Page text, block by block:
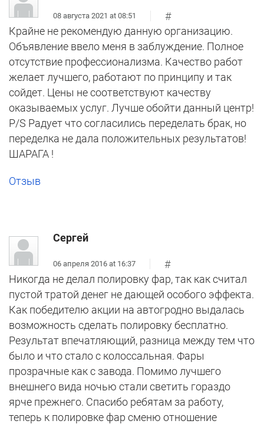
08 августа 2021 at 08:51
#
Крайне не рекомендую данную организацию.
Объявление ввело меня в заблуждение. Полное
отсутствие профессионализма. Качество работ
желает лучшего, работают по принципу и так
сойдет. Цены не соответствуют качеству
оказываемых услуг. Лучше обойти данный центр!
P/S Радует что согласились переделать брак, но
переделка не дала положительных результатов!
ШАРАГА !
Отзыв
Сергей
06 апреля 2016 at 16:37
#
Никогда не делал полировку фар, так как считал
пустой тратой денег не дающей особого эффекта.
Как победителю акции на автогродно выдалась
возможность сделать полировку бесплатно.
Результат впечатляющий, разница между тем что
было и что стало с колоссальная. Фары
прозрачные как с завода. Помимо лучшего
внешнего вида ночью стали светить гораздо
ярче прежнего. Спасибо ребятам за работу,
теперь к полировке фар сменю отношение